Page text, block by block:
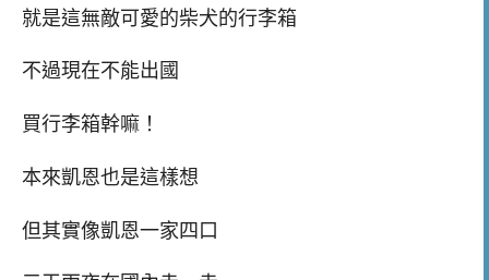
就是這無敵可愛的柴犬的行李箱
不過現在不能出國
買行李箱幹嘛！
本來凱恩也是這樣想
但其實像凱恩一家四口